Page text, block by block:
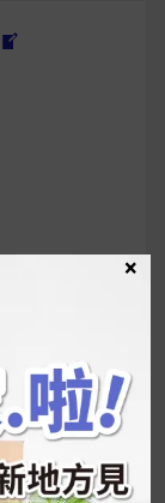
戲！今年過
友們一起分
×